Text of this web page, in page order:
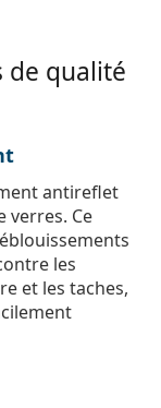
de qualité
antireflet
verres. Ce
les
et les taches,